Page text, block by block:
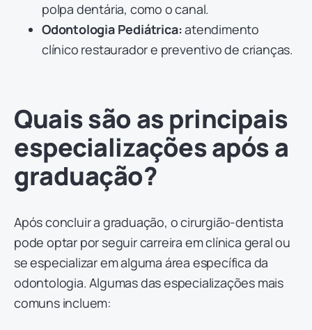
polpa dentária, como o canal.
Odontologia Pediátrica:atendimento
clínico restaurador e preventivo de crianças.
Quais são as principais
especializações após a
graduação?
Após concluir a graduação, o cirurgião-dentista
pode optar por seguir carreira em clínica geral ou
se especializar em alguma área específica da
odontologia. Algumas das especializações mais
comuns incluem: